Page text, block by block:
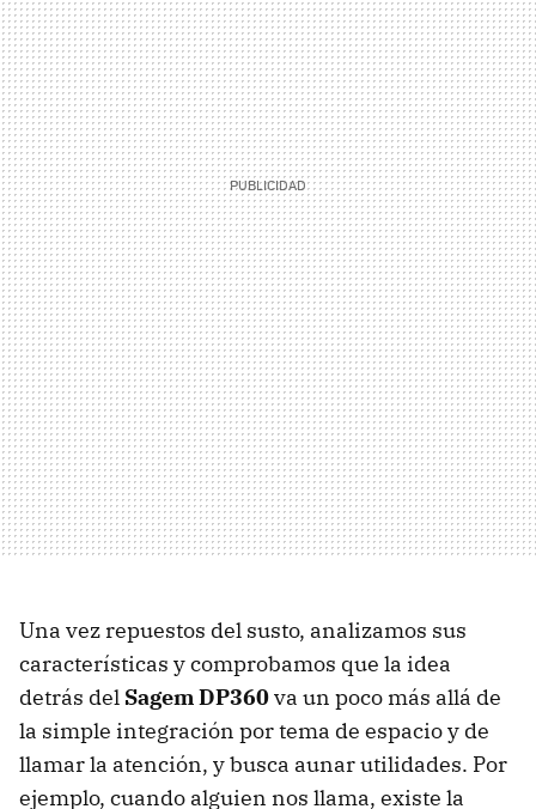
Una vez repuestos del susto, analizamos sus
características y comprobamos que la idea
detrás del Sagem DP360va un poco más allá de
la simple integración por tema de espacio y de
llamar la atención, y busca aunar utilidades. Por
ejemplo, cuando alguien nos llama, existe la